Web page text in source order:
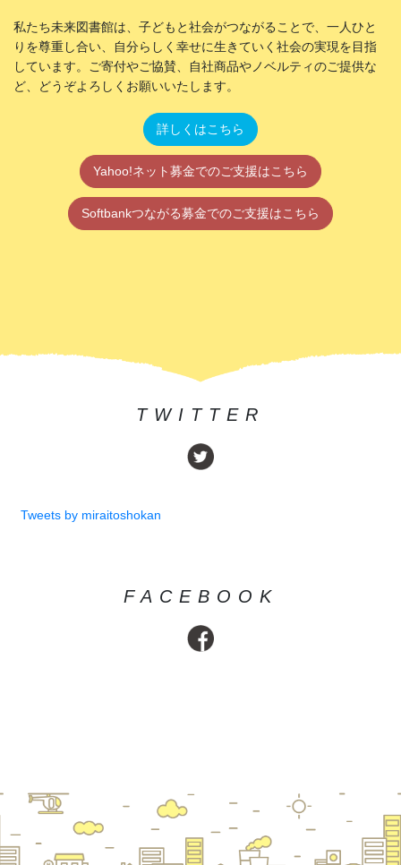
私たち未来図書館は、子どもと社会がつながることで、一人ひと
りを尊重し合い、自分らしく幸せに生きていく社会の実現を目指
しています。ご寄付やご協賛、自社商品やノベルティのご提供な
ど、どうぞよろしくお願いいたします。
詳しくはこちら
Yahoo!ネット募金でのご支援はこちら
Softbankつながる募金でのご支援はこちら
TWITTER
Tweets by miraitoshokan
FACEBOOK